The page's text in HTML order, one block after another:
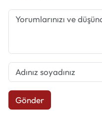
Gönder